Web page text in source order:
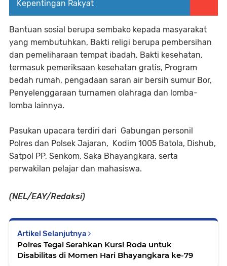
Kepentingan Rakyat
Bantuan sosial berupa sembako kepada masyarakat
yang membutuhkan, Bakti religi berupa pembersihan
dan pemeliharaan tempat ibadah, Bakti kesehatan,
termasuk pemeriksaan kesehatan gratis, Program
bedah rumah, pengadaan saran air bersih sumur Bor,
Penyelenggaraan turnamen olahraga dan lomba-
lomba lainnya.
Pasukan upacara terdiri dari Gabungan personil
Polres dan Polsek Jajaran, Kodim 1005 Batola, Dishub,
Satpol PP, Senkom, Saka Bhayangkara, serta
perwakilan pelajar dan mahasiswa.
(NEL/EAY/Redaksi)
Artikel Selanjutnya
Polres Tegal Serahkan Kursi Roda untuk
Disabilitas di Momen Hari Bhayangkara ke-79